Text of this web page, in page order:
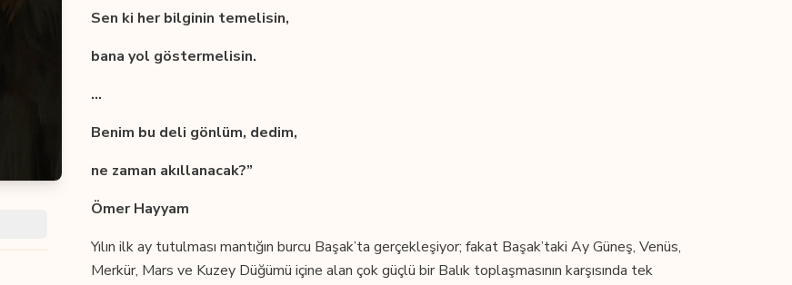
Sen ki her bilginin temelisin,
bana yol göstermelisin.
...
Benim bu deli gönlüm, dedim,
ne zaman akıllanacak?”
Ömer Hayyam
Yılın ilk ay tutulması mantığın burcu Başak’ta gerçekleşiyor; fakat Başak’taki Ay Güneş, Venüs,
Merkür, Mars ve Kuzey Düğümü içine alan çok güçlü bir Balık toplaşmasının karşısında tek